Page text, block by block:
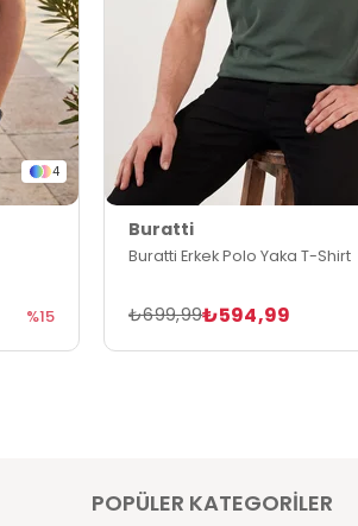
4
%15
Buratti
Buratti Erkek Polo Yaka T-Shirt
₺594,99
₺699,99
POPÜLER KATEGORİLER